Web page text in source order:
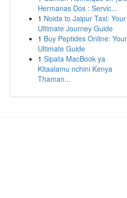
Hermanas Dos : Servic...
1 Noida to Jaipur Taxi: Your
Ultimate Journey Guide
1 Buy Peptides Online: Your
Ultimate Guide
1 Sipata MacBook ya
Kitaalamu nchini Kenya
Thaman...